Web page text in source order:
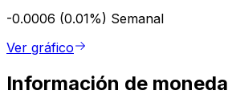
-0.0006 (0.01%) Semanal
Ver gráfico
Información de moneda